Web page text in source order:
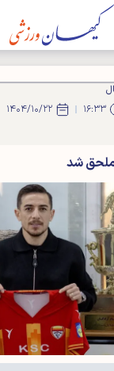
۱۶:۳۳ ۱۴۰۴/۱۰/۲۲
ملحق شد